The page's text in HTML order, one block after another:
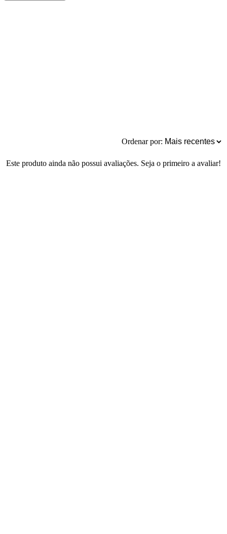
Ordenar por:
Este produto ainda não possui avaliações. Seja o primeiro a avaliar!